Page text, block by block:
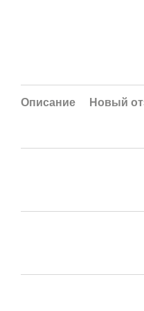
Описание Новый